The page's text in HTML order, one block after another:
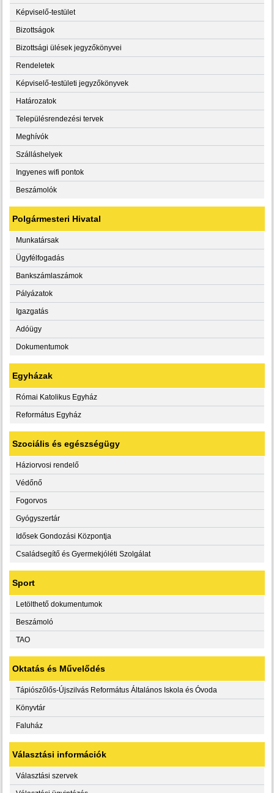
Képviselő-testület
Bizottságok
Bizottsági ülések jegyzőkönyvei
Rendeletek
Képviselő-testületi jegyzőkönyvek
Határozatok
Településrendezési tervek
Meghívók
Szálláshelyek
Ingyenes wifi pontok
Beszámolók
Polgármesteri Hivatal
Munkatársak
Ügyfélfogadás
Bankszámlaszámok
Pályázatok
Igazgatás
Adóügy
Dokumentumok
Egyházak
Római Katolikus Egyház
Református Egyház
Szociális és egészségügy
Háziorvosi rendelő
Védőnő
Fogorvos
Gyógyszertár
Idősek Gondozási Központja
Családsegítő és Gyermekjóléti Szolgálat
Sport
Letölthető dokumentumok
Beszámoló
TAO
Oktatás és Művelődés
Tápiószőlős-Újszilvás Református Általános Iskola és Óvoda
Könyvtár
Faluház
Választási információk
Választási szervek